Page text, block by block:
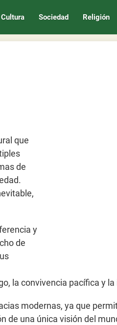
Cultura Sociedad Religión
que
de
y
de
la convivencia pacífica y la
modernas, ya que
una única visión del